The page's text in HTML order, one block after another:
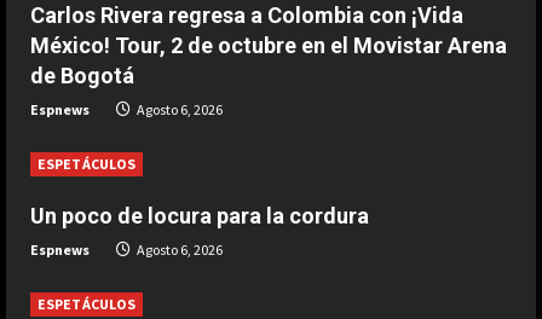
2
DEPORTES
Las Ligas europeas, también contra
3
del Mundial 2030 a Marruecos
Agosto 6, 2026
Carlos Rivera regresa a Colombia con ¡Vida
México! Tour, 2 de octubre en el Movistar Arena
de Bogotá
Espnews Agosto 6, 2026
ESPETÁCULOS
Un poco de locura para la cordura
Espnews Agosto 6, 2026
ESPETÁCULOS